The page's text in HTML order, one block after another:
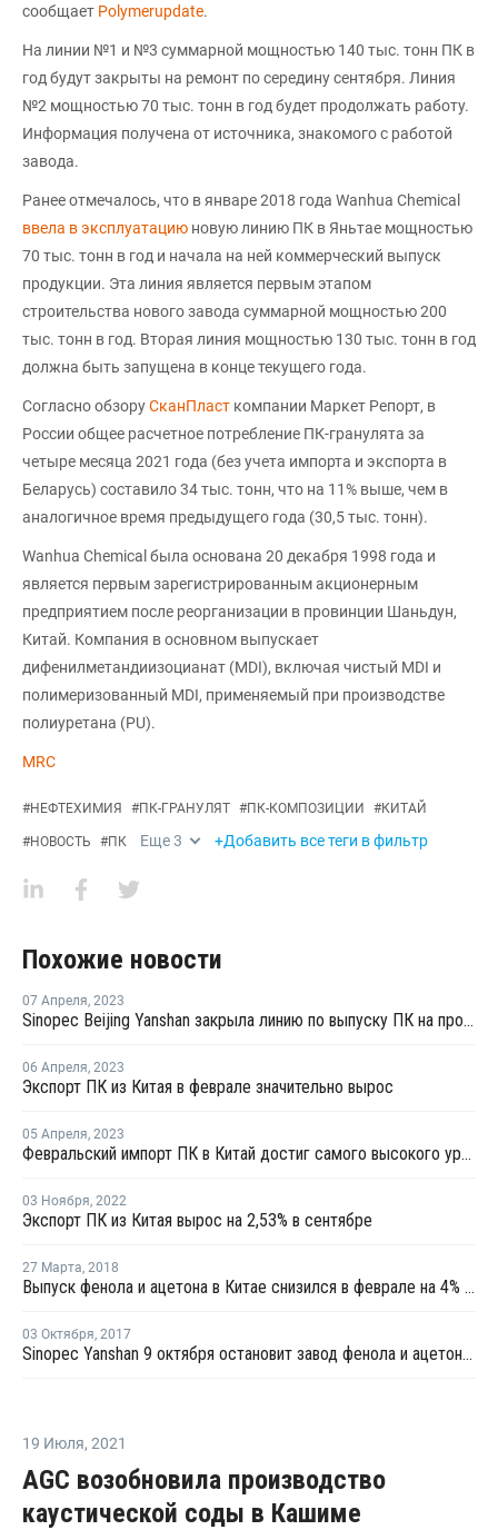
сообщает Polymerupdate.
На линии №1 и №3 суммарной мощностью 140 тыс. тонн ПК в
год будут закрыты на ремонт по середину сентября. Линия
№2 мощностью 70 тыс. тонн в год будет продолжать работу.
Информация получена от источника, знакомого с работой
завода.
Ранее отмечалось, что в январе 2018 года Wanhua Chemical
ввела в эксплуатацию новую линию ПК в Яньтае мощностью
70 тыс. тонн в год и начала на ней коммерческий выпуск
продукции. Эта линия является первым этапом
строительства нового завода суммарной мощностью 200
тыс. тонн в год. Вторая линия мощностью 130 тыс. тонн в год
должна быть запущена в конце текущего года.
Согласно обзоруСканПласт компании Маркет Репорт, в
России общее расчетное потребление ПК-гранулята за
четыре месяца 2021 года (без учета импорта и экспорта в
Беларусь) составило 34 тыс. тонн, что на 11% выше, чем в
аналогичное время предыдущего года (30,5 тыс. тонн).
Wanhua Chemical была основана 20 декабря 1998 года и
является первым зарегистрированным акционерным
предприятием после реорганизации в провинции Шаньдун,
Китай. Компания в основном выпускает
дифенилметандиизоцианат (MDI), включая чистый MDI и
полимеризованный MDI, применяемый при производстве
полиуретана (PU).
MRC
#НЕФТЕХИМИЯ #ПК-ГРАНУЛЯТ #ПК-КОМПОЗИЦИИ #КИТАЙ
#НОВОСТЬ #ПК Еще3 +Добавить все теги в фильтр
Похожие новости
07 Апреля, 2023
Sinopec Beijing Yanshan закрыла линию по выпуску ПК на профилактику
06 Апреля, 2023
Экспорт ПК из Китая в феврале значительно вырос
05 Апреля, 2023
Февральский импорт ПК в Китай достиг самого высокого уровня с ноября 2022 года
03 Ноября, 2022
Экспорт ПК из Китая вырос на 2,53% в сентябре
27 Марта, 2018
Выпуск фенола и ацетона в Китае снизился в феврале на 4% по отношению к январю
03 Октября, 2017
Sinopec Yanshan 9 октября остановит завод фенола и ацетона в Пекине на плановый ремонт
19 Июля, 2021
AGC возобновила производство
каустической соды в Кашиме